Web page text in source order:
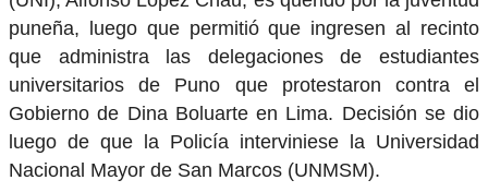
puneña, luego que permitió que ingresen al recinto
que administra las delegaciones de estudiantes
universitarios de Puno que protestaron contra el
Gobierno de Dina Boluarte en Lima. Decisión se dio
luego de que la Policía interviniese la Universidad
Nacional Mayor de San Marcos (UNMSM).